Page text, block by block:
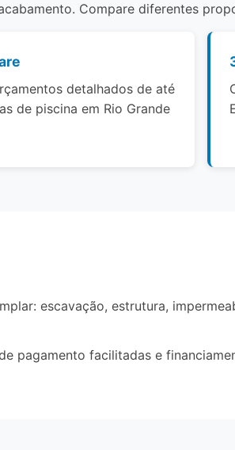
Compare diferentes
detalhados de até
de piscina em Rio Grande
escavação, estrutura,
pagamento facilitadas e